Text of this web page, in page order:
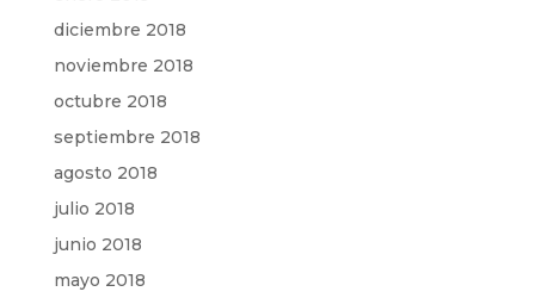
diciembre 2018
noviembre 2018
octubre 2018
septiembre 2018
agosto 2018
julio 2018
junio 2018
mayo 2018